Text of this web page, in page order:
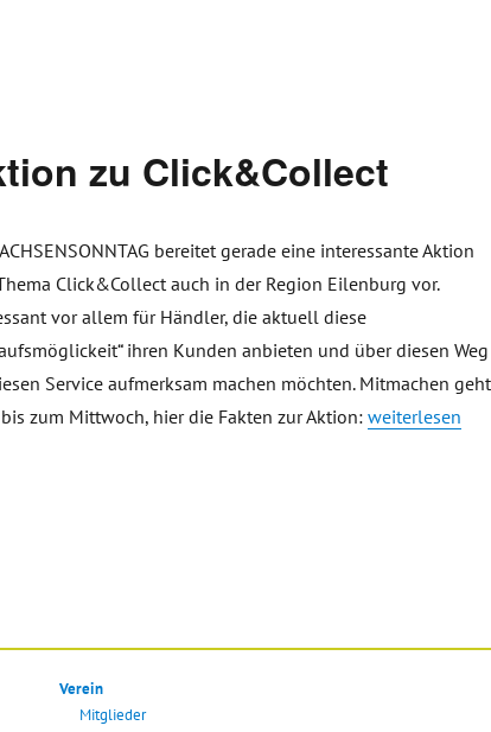
zu Click&Collect
bereitet gerade eine interessante Aktion
Click&Collect auch in der Region Eilenburg vor.
vor allem für Händler, die aktuell diese
ihren Kunden anbieten und über diesen Weg
Service aufmerksam machen möchten. Mitmachen geht
zum Mittwoch, hier die Fakten zur Aktion:weiterlesen
Verein
Mitglieder